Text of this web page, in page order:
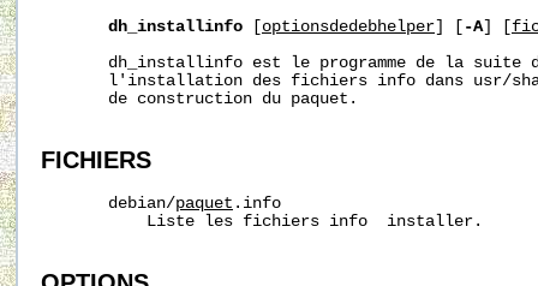
dh_installinfo optionsdedebhelper -A] [
dh_installinfo est le programme de la suite
l'installation des fichiers info dans usr/
       de construction du paquet.
FICHIERS
       debian/
paquet .info
           Liste les fichiers info  installer.